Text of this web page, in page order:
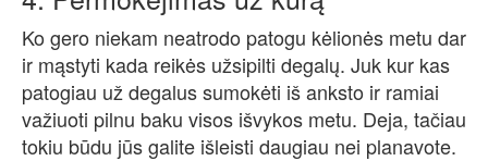
Ko gero niekam neatrodo patogu kėlionės metu dar
ir mąstyti kada reikės užsipilti degalų. Juk kur kas
patogiau už degalus sumokėti iš anksto ir ramiai
važiuoti pilnu baku visos išvykos metu. Deja, tačiau
tokiu būdu jūs galite išleisti daugiau nei planavote.